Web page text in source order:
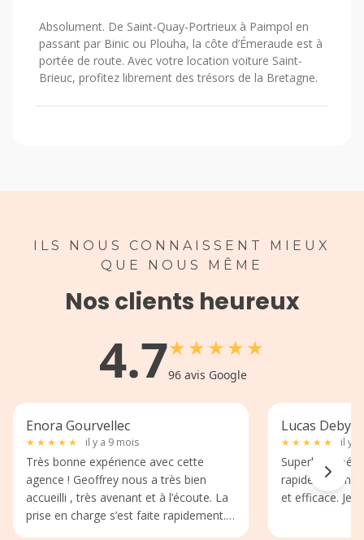
Absolument. De Saint-Quay-Portrieux à Paimpol en
passant par Binic ou Plouha, la côte d’Émeraude est à
portée de route. Avec votre location voiture Saint-
Brieuc, profitez librement des trésors de la Bretagne.
ILS NOUS CONNAISSENT MIEUX
QUE NOUS MÊME
Nos clients heureux
4.7★★★★★
96avis Google
Enora Gourvellec
★ ★ ★ ★ ★ il y a 9 mois
Très bonne expérience avec cette
agence ! Geoffrey nous a très bien
accueilli , très avenant et à l’écoute. La
prise en charge s’est faite rapidement.
Lucas
★ ★ ★ ★ ★ il y
Superbe
rapide comme
et efficace. Je